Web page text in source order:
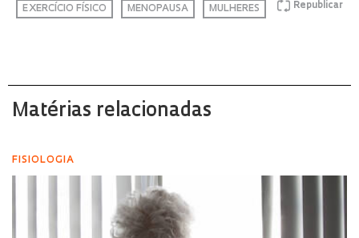
Republicar
EXERCÍCIO FÍSICO MENOPAUSA MULHERES